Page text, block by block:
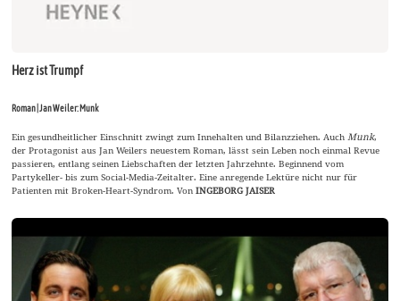
Herz ist Trumpf
Roman | Jan Weiler: Munk
Ein gesundheitlicher Einschnitt zwingt zum Innehalten und Bilanzziehen. AuchMunk,
der Protagonist aus Jan Weilers neuestem Roman, lässt sein Leben noch einmal Revue
passieren, entlang seinen Liebschaften der letzten Jahrzehnte. Beginnend vom
Partykeller- bis zum Social-Media-Zeitalter. Eine anregende Lektüre nicht nur für
Patienten mit Broken-Heart-Syndrom. VonINGEBORG JAISER